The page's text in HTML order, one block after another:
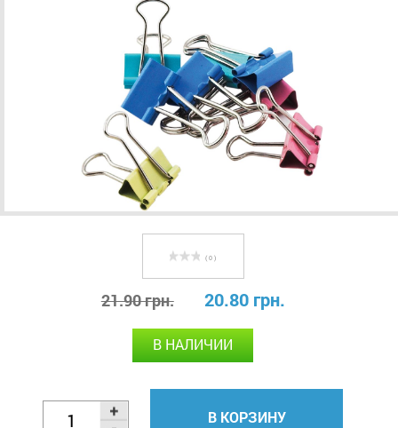
( 0 )
21.90 грн. 20.80 грн.
В НАЛИЧИИ
В КОРЗИНУ